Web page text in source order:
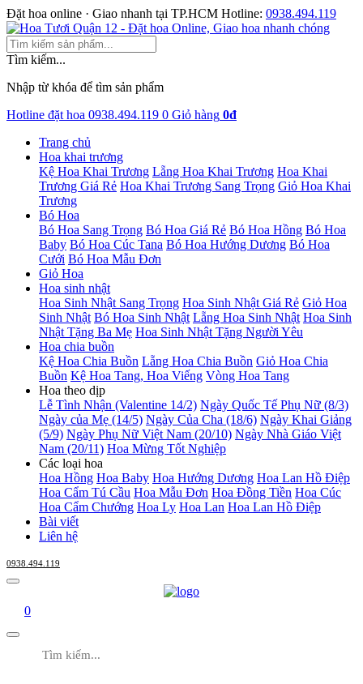
Đặt hoa online · Giao nhanh tại TP.HCM Hotline: 0938.494.119
Tìm kiếm...
Nhập từ khóa để tìm sản phẩm
Hotline đặt hoa 0938.494.119 0 Giỏ hàng 0đ
Trang chủ
Hoa khai trương
Kệ Hoa Khai Trương Lẵng Hoa Khai Trương Hoa Khai
Trương Giá Rẻ Hoa Khai Trương Sang Trọng Giỏ Hoa Khai
Trương
Bó Hoa
Bó Hoa Sang Trọng Bó Hoa Giá Rẻ Bó Hoa Hồng Bó Hoa
Baby Bó Hoa Cúc Tana Bó Hoa Hướng Dương Bó Hoa
Cưới Bó Hoa Mẫu Đơn
Giỏ Hoa
Hoa sinh nhật
Hoa Sinh Nhật Sang Trọng Hoa Sinh Nhật Giá Rẻ Giỏ Hoa
Sinh Nhật Bó Hoa Sinh Nhật Lẵng Hoa Sinh Nhật Hoa Sinh
Nhật Tặng Ba Mẹ Hoa Sinh Nhật Tặng Người Yêu
Hoa chia buồn
Kệ Hoa Chia Buồn Lẵng Hoa Chia Buồn Giỏ Hoa Chia
Buồn Kệ Hoa Tang, Hoa Viếng Vòng Hoa Tang
Hoa theo dịp
Lễ Tình Nhận (Valentine 14/2) Ngày Quốc Tế Phụ Nữ (8/3)
Ngày của Mẹ (14/5) Ngày Của Cha (18/6) Ngày Khai Giảng
(5/9) Ngày Phụ Nữ Việt Nam (20/10) Ngày Nhà Giáo Việt
Nam (20/11) Hoa Mừng Tốt Nghiệp
Các loại hoa
Hoa Hồng Hoa Baby Hoa Hướng Dương Hoa Lan Hồ Điệp
Hoa Cẩm Tú Cầu Hoa Mẫu Đơn Hoa Đồng Tiền Hoa Cúc
Hoa Cẩm Chướng Hoa Ly Hoa Lan Hoa Lan Hồ Điệp
Bài viết
Liên hệ
0938.494.119
0